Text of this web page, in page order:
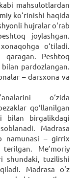
mahsulotlardan
ko‘rinishi haqida
hujralar o‘rab
joylashgan.
o‘tiladi.
Peshtoq
pardozlangan.
– darsxona va
o‘zida
qo‘llanilgan
bilan birgalikdagi
Madrasa
namunasi – girrix
Me’moriy
shundaki, tuzilishi
Madrasa o‘z